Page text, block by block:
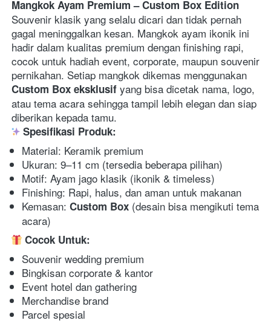
Mangkok Ayam Premium – Custom Box Edition
Souvenir klasik yang selalu dicari dan tidak pernah
gagal meninggalkan kesan. Mangkok ayam ikonik ini
hadir dalam kualitas premium dengan finishing rapi,
cocok untuk hadiah event, corporate, maupun souvenir
Custom Box eksklusif yang bisa dicetak nama, logo,
atau tema acara sehingga tampil lebih elegan dan siap
diberikan kepada tamu.
Spesifikasi Produk:
Material: Keramik premium
Ukuran: 9–11 cm (tersedia beberapa pilihan)
Motif: Ayam jago klasik (ikonik & timeless)
Finishing: Rapi, halus, dan aman untuk makanan
Kemasan: Custom Box (desain bisa mengikuti tema
acara)
Cocok Untuk:
Souvenir wedding premium
Bingkisan corporate & kantor
Event hotel dan gathering
Merchandise brand
Parcel spesial